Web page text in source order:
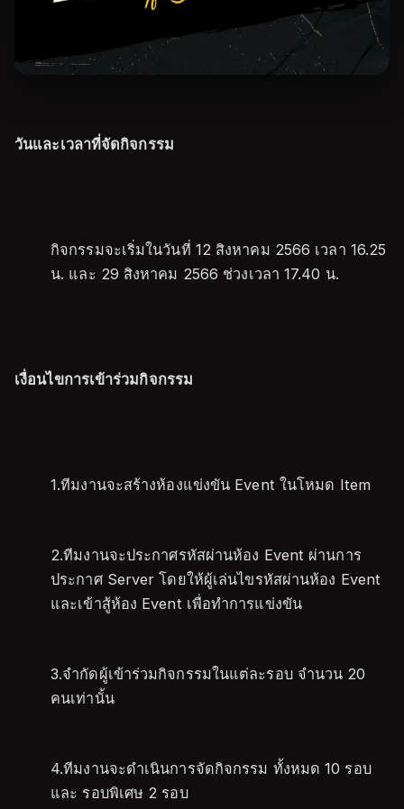
วันและเวลาที่จัดกิจกรรม
กิจกรรมจะเริ่มในวันที่ 12 สิงหาคม 2566 เวลา 16.25
น. และ 29 สิงหาคม 2566 ช่วงเวลา 17.40 น.
เงื่อนไขการเข้าร่วมกิจกรรม
1.ทีมงานจะสร้างห้องแข่งขัน Event ในโหมด Item
2.ทีมงานจะประกาศรหัสผ่านห้อง Event ผ่านการ
ประกาศ Server โดยให้ผู้เล่นไขรหัสผ่านห้อง Event
และเข้าสู้ห้อง Event เพื่อทำการแข่งขัน
3.จำกัดผู้เข้าร่วมกิจกรรมในแต่ละรอบ จำนวน 20
คนเท่านั้น
4.ทีมงานจะดำเนินการจัดกิจกรรม ทั้งหมด 10 รอบ
และ รอบพิเศษ 2 รอบ